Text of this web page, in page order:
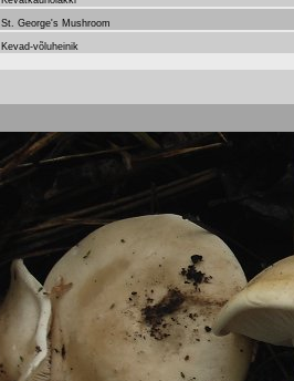
St. George's Mushroom
Kevad-võluheinik